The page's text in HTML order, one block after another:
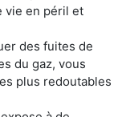
vie en péril et
des fuites de
du gaz, vous
plus redoutables